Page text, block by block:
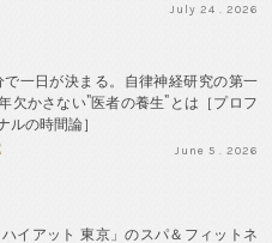
July 24 . 2026
一日が決まる。自律神経研究の第一
欠かさない"医者の養生"とは［プロフ
ルの時間論］
June 5 . 2026
ハイアット 東京」のスパ＆フィットネ